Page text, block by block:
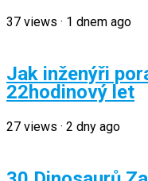
37 views · 1 dnem ago
Jak inženýři
22hodinový let
27 views · 2 dny ago